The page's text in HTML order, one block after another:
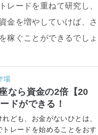
レードを重ねて研究し
金を増やしていけば、
稼ぐことができるでしょ
場
なら資金の2倍【20
ドができる！
ども、お金がないひとは、
レードを始めることをおす